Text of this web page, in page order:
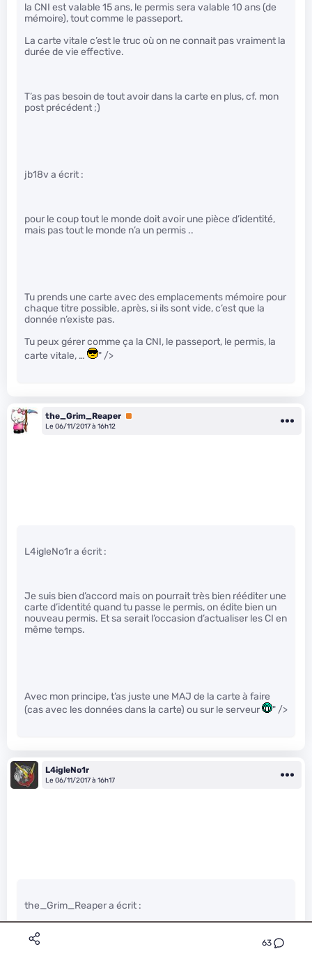
63
la CNI est valable 15 ans, le permis sera valable 10 ans (de
mémoire), tout comme le passeport.
La carte vitale c’est le truc où on ne connait pas vraiment la
durée de vie effective.
T’as pas besoin de tout avoir dans la carte en plus, cf. mon
post précédent ;)
jb18v a écrit :
pour le coup tout le monde doit avoir une pièce d’identité,
mais pas tout le monde n’a un permis ..
Tu prends une carte avec des emplacements mémoire pour
chaque titre possible, après, si ils sont vide, c’est que la
donnée n’existe pas.
Tu peux gérer comme ça la CNI, le passeport, le permis, la
carte vitale, …
" />
the_Grim_Reaper Premium
Le 06/11/2017 à 16h12
L4igleNo1r a écrit :
Je suis bien d’accord mais on pourrait très bien rééditer une
carte d’identité quand tu passe le permis, on édite bien un
nouveau permis. Et sa serait l’occasion d’actualiser les CI en
même temps.
Avec mon principe, t’as juste une MAJ de la carte à faire
(cas avec les données dans la carte) ou sur le serveur
" />
L4igleNo1r
Le 06/11/2017 à 16h17
the_Grim_Reaper a écrit :